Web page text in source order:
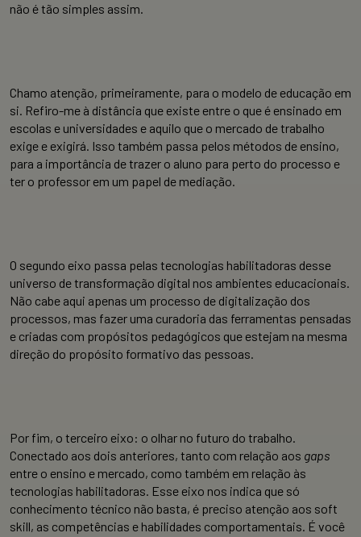
não é tão simples assim.
Chamo atenção, primeiramente, para o modelo de educação em
si. Refiro-me à distância que existe entre o que é ensinado em
escolas e universidades e aquilo que o mercado de trabalho
exige e exigirá. Isso também passa pelos métodos de ensino,
para a importância de trazer o aluno para perto do processo e
ter o professor em um papel de mediação.
O segundo eixo passa pelas tecnologias habilitadoras desse
universo de transformação digital nos ambientes educacionais.
Não cabe aqui apenas um processo de digitalização dos
processos, mas fazer uma curadoria das ferramentas pensadas
e criadas com propósitos pedagógicos que estejam na mesma
direção do propósito formativo das pessoas.
Por fim, o terceiro eixo: o olhar no futuro do trabalho.
Conectado aos dois anteriores, tanto com relação aos gaps
entre o ensino e mercado, como também em relação às
tecnologias habilitadoras. Esse eixo nos indica que só
conhecimento técnico não basta, é preciso atenção aos soft
skill, as competências e habilidades comportamentais. É você